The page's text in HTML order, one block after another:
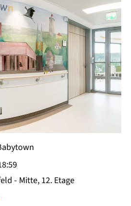
Orthopädie
16:00
1, Erdgeschoss